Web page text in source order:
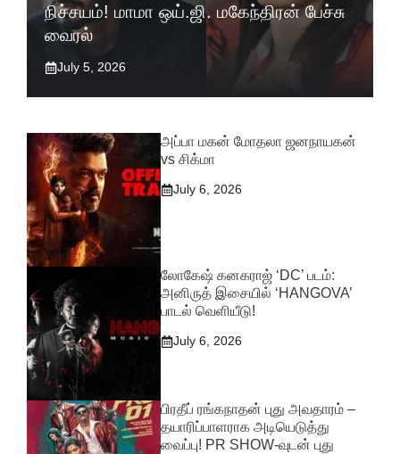
நிச்சயம்! மாமா ஒய்.ஜி. மகேந்திரன் பேச்சு
வைரல்
July 5, 2026
அப்பா மகன் மோதலா ஜனநாயகன்
vs சிக்மா
July 6, 2026
லோகேஷ் கனகராஜ் ‘DC’ படம்:
அனிருத் இசையில் ‘HANGOVA’
பாடல் வெளியீடு!
July 6, 2026
பிரதீப் ரங்கநாதன் புது அவதாரம் –
தயாரிப்பாளராக அடியெடுத்து
வைப்பு! PR SHOW-வுடன் புது